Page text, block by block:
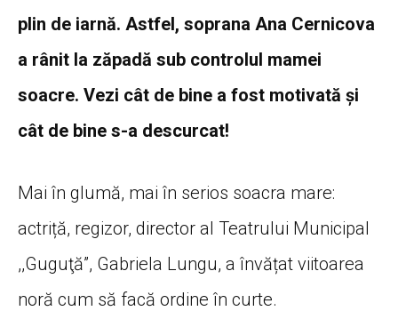
plin de iarnă. Astfel, soprana Ana Cernicova
a rânit la zăpadă sub controlul mamei
soacre. Vezi cât de bine a fost motivată și
cât de bine s-a descurcat!
Mai în glumă, mai în serios soacra mare:
actriță, regizor, director al Teatrului Municipal
,,Guguţă”, Gabriela Lungu, a învățat viitoarea
noră cum să facă ordine în curte.